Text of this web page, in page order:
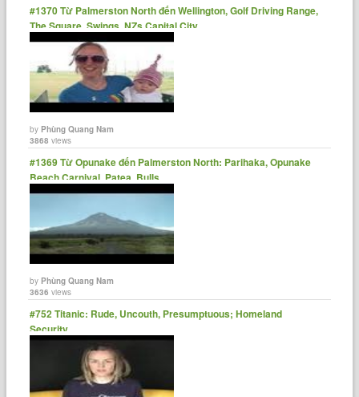
#1370 Từ Palmerston North đến Wellington, Golf Driving Range,
The Square, Swings, NZs Capital City
byPhùng Quang Nam
3868 views
#1369 Từ Opunake đến Palmerston North: Parihaka, Opunake
Beach Carnival, Patea, Bulls
byPhùng Quang Nam
3636 views
#752 Titanic: Rude, Uncouth, Presumptuous; Homeland
Security